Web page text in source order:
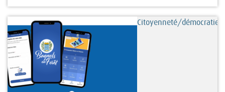
Citoyenneté/démocratie